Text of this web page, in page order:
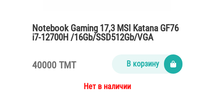
Notebook Gaming 17,3 MSI Katana GF76
i7-12700H /16Gb/SSD512Gb/VGA
40000 TMT В корзину
Нет в наличии